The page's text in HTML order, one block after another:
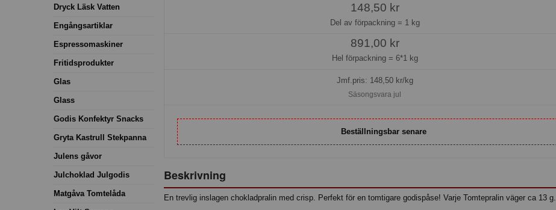
Dryck Läsk Vatten
Engångsartiklar
Espressomaskiner
Fritidsprodukter
Glas
Glass
Godis Konfektyr Snacks
Gryta Kastrull Stekpanna
Julens gåvor
Julchoklad Julgodis
Matgåva Tomtelåda
148,50 kr
Del av förpackning = 1 kg
891,00 kr
Hel förpackning = 6*1 kg
Jmf.pris: 148,50kr/kg
Säsongsvara jul
Beställningsbar senare
Beskrivning
En trevlig inslagen chokladpralin med crisp. Perfekt för en tomtigare godispåse! Varje Tomtepralin väger ca 13 g.